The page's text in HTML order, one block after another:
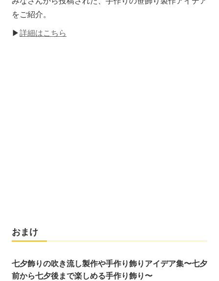
をご紹介。
▶詳細はこちら
おまけ
七夕飾りの吹き流し製作や手作り飾りアイデア集〜七夕
前から七夕後まで楽しめる手作り飾り〜